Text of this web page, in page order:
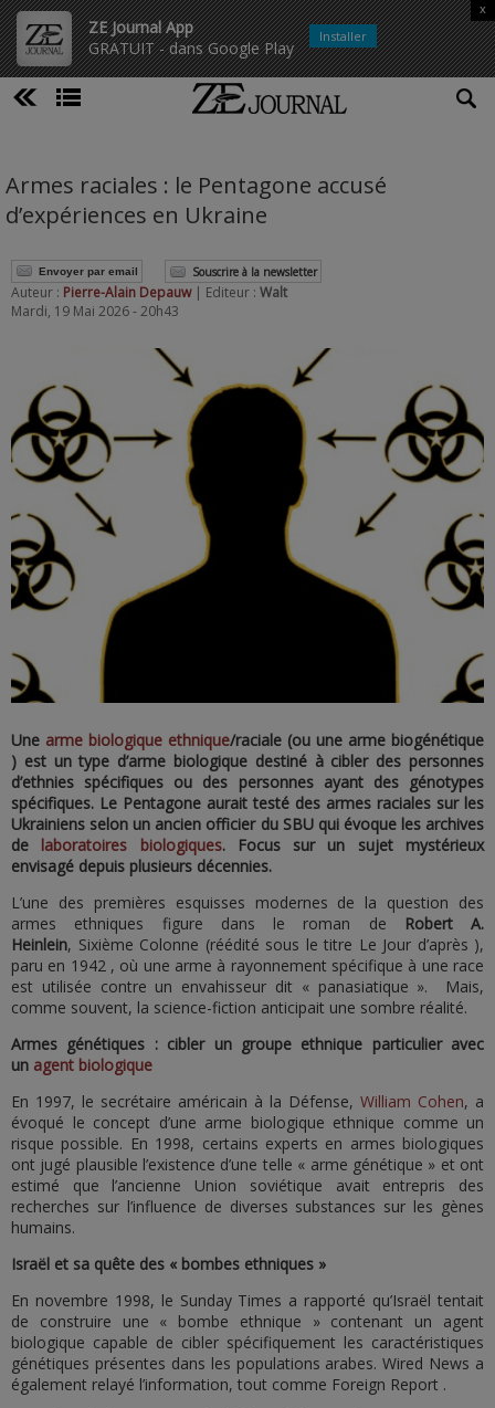
ZE Journal App
GRATUIT - dans Google Play
x
Installer
Armes raciales : le Pentagone accusé
d’expériences en Ukraine
Envoyer par email Souscrire à la newsletter
Auteur : Pierre-Alain Depauw | Editeur : Walt
Mardi, 19 Mai 2026 - 20h43
Une arme biologique ethnique/raciale (ou une arme biogénétique
) est un type d’arme biologique destiné à cibler des personnes
d’ethnies spécifiques ou des personnes ayant des génotypes
spécifiques. Le Pentagone aurait testé des armes raciales sur les
Ukrainiens selon un ancien officier du SBU qui évoque les archives
de laboratoires biologiques. Focus sur un sujet mystérieux
envisagé depuis plusieurs décennies.
L’une des premières esquisses modernes de la question des
armes ethniques figure dans le roman de
Robert A.
Heinlein, Sixième Colonne (réédité sous le titre Le Jour d’après ),
paru en 1942 , où une arme à rayonnement spécifique à une race
est utilisée contre un envahisseur dit « panasiatique ». Mais,
comme souvent, la science-fiction anticipait une sombre réalité.
Armes génétiques : cibler un groupe ethnique particulier avec
un agent biologique
En 1997, le secrétaire américain à la Défense, William Cohen, a
évoqué le concept d’une arme biologique ethnique comme un
risque possible. En 1998, certains experts en armes biologiques
ont jugé plausible l’existence d’une telle « arme génétique » et ont
estimé que l’ancienne Union soviétique avait entrepris des
recherches sur l’influence de diverses substances sur les gènes
humains.
Israël et sa quête des « bombes ethniques »
En novembre 1998, le Sunday Times a rapporté qu’Israël tentait
de construire une « bombe ethnique » contenant un agent
biologique capable de cibler spécifiquement les caractéristiques
génétiques présentes dans les populations arabes. Wired News a
également relayé l’information, tout comme Foreign Report .